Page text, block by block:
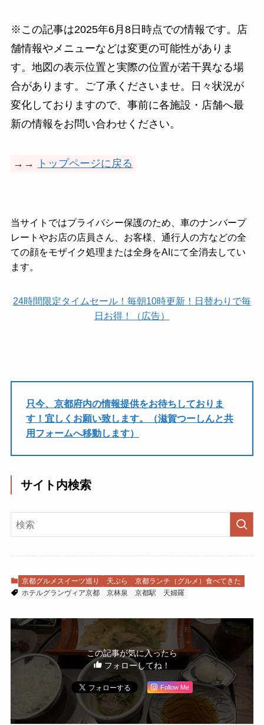
※この記事は2025年6月8日時点での情報です。店
舗情報やメニューなどは変更の可能性がありま
す。地図の表示位置と実際の位置が若干異なる場
合があります。ご了承くださいませ。日々状況が
変化しておりますので、事前に各施設・店舗へ最
新の情報をお問い合わせください。
→→ トップページに戻る
当サイトではプライバシー保護のため、車のナンバープ
レートやお店の店員さん、お客様、通行人の方などの全
ての顔をモザイク処理または全身をAIにて全消去してい
ます。
24時間限定タイムセール！毎朝10時更新！日替わりで毎
日お得！（広告）
只今、京都府内の情報提供をお待ちしておりま
す！宜しくお願い致します。（滋賀つーしんと共
用フォームへ移動します）
サイト内検索
京都グルメスイーツ巡り 天ぷら
京都ランチ（グルメ）食べてきた
ホテルグランヴィア京都
京林泉 京都駅 天婦羅
この記事が気に入ったら
フォローしてね！
Follow Me